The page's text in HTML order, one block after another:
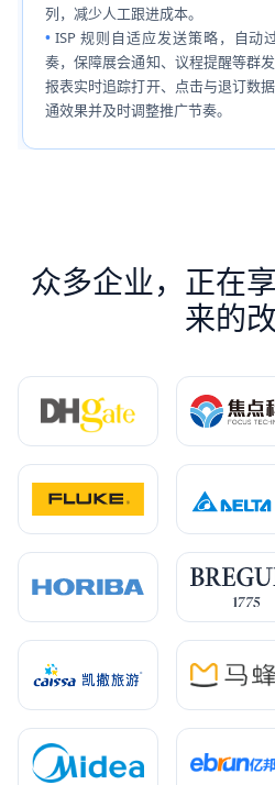
列，减少人工跟进成本。
ISP 规则自适应发送策略，自动
奏，保障展会通知、议程提醒等群
报表实时追踪打开、点击与退订数
通效果并及时调整推广节奏。
众多企业，正在
来的